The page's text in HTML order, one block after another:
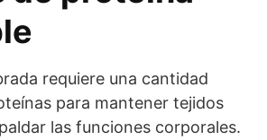
requiere una cantidad
para mantener tejidos
las funciones corporales.